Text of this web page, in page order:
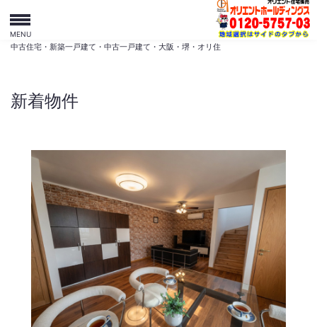
中古住宅・新築一戸建て・中古一戸建て・大阪・堺・オリ住
MENU
新着物件